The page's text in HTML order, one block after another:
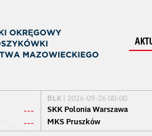
---
---
BLK | 2026-09-26 00:00
SKK Polonia Warszawa
MKS Pruszków